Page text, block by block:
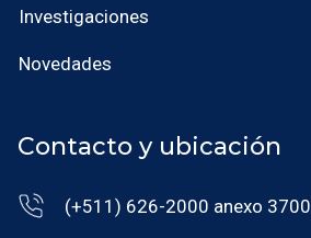
Investigaciones
Novedades
Contacto y ubicación
(+511) 626-2000 anexo 3700